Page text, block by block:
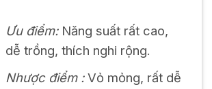
Ưu điểm:Năng suất rất cao,
dễ trồng, thích nghi rộng.
Nhược điểm :Vỏ mỏng, rất dễ